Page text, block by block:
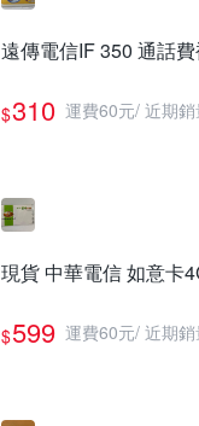
遠傳電信IF 350 通話
$310 運費60元/ 近期
現貨 中華電信 如意卡
$599 運費60元/ 近期